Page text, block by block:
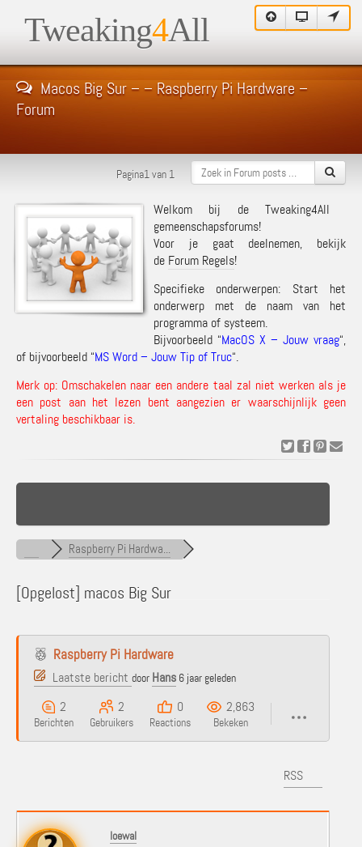
Tweaking4All
Macos Big Sur – – Raspberry Pi Hardware –
Forum
Pagina1 van 1
Welkom bij de Tweaking4All
gemeenschapsforums!
Voor je gaat deelnemen, bekijk
de Forum Regels!
Specifieke onderwerpen: Start het
onderwerp met de naam van het
programma of systeem.
Bijvoorbeeld “MacOS X – Jouw vraag“,
of bijvoorbeeld “MS Word – Jouw Tip of Truc“.
Merk op: Omschakelen naar een andere taal zal niet werken als je
een post aan het lezen bent aangezien er waarschijnlijk geen
vertaling beschikbaar is.
Raspberry Pi Hardwa...
[Opgelost] macos Big Sur
Raspberry Pi Hardware
Laatste bericht door Hans 6 jaar geleden
2
Berichten
2
Gebruikers
0
Reactions
2,863
Bekeken
RSS
loewal